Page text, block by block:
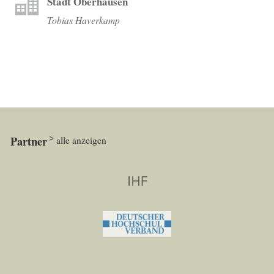
Tobias Haverkamp
Partner alle anzeigen